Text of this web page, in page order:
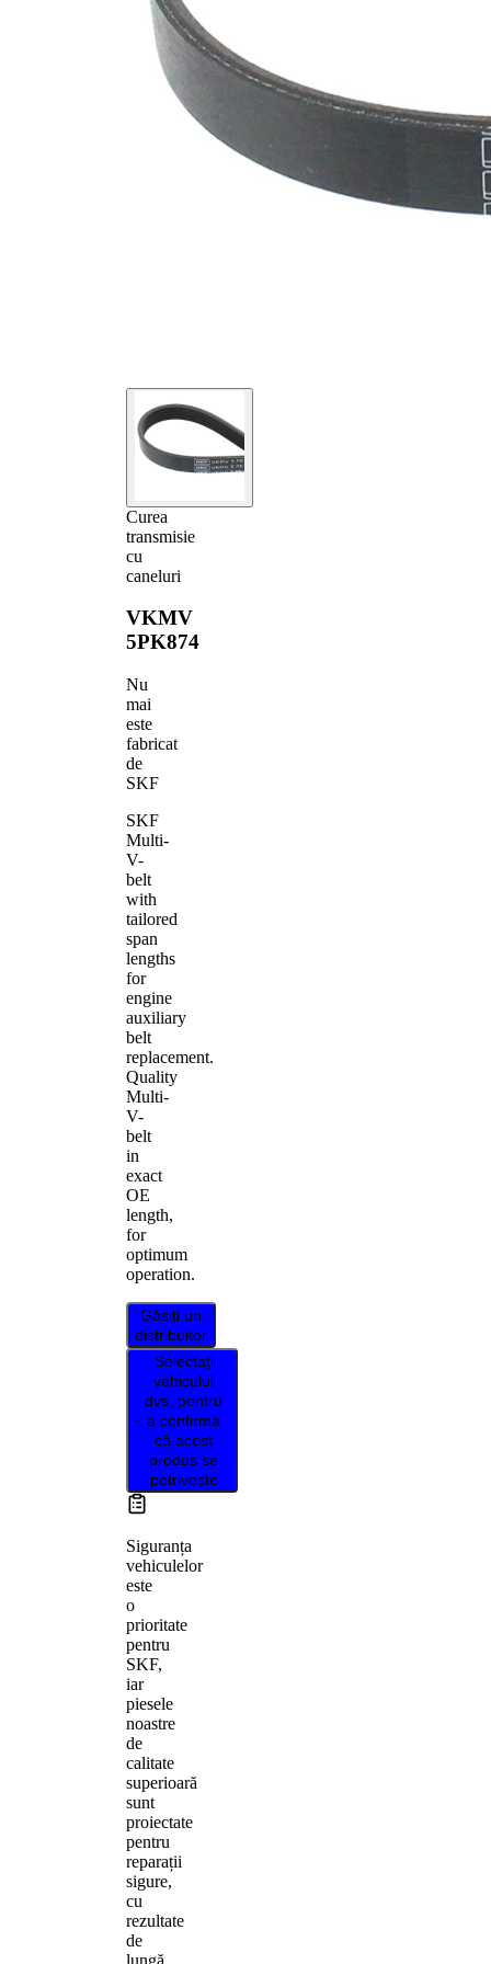
Curea
transmisie
cu
caneluri
VKMV
5PK874
Nu
mai
este
fabricat
de
SKF
SKF
Multi-
V-
belt
with
tailored
span
lengths
for
engine
auxiliary
belt
replacement.
Quality
Multi-
V-
belt
in
exact
OE
length,
for
optimum
operation.
Găsiți un
distribuitor
Selectați
vehiculul
dvs. pentru
a confirma
că acest
produs se
potrivește
Siguranța
vehiculelor
este
o
prioritate
pentru
SKF,
iar
piesele
noastre
de
calitate
superioară
sunt
proiectate
pentru
reparații
sigure,
cu
rezultate
de
lungă